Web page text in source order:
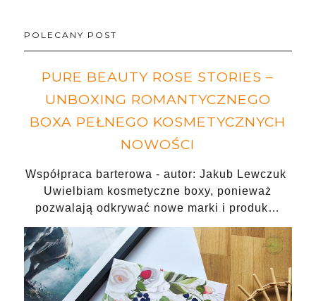
POLECANY POST
PURE BEAUTY ROSE STORIES –
UNBOXING ROMANTYCZNEGO
BOXA PEŁNEGO KOSMETYCZNYCH
NOWOŚCI
Współpraca barterowa - autor: Jakub Lewczuk
Uwielbiam kosmetyczne boxy, ponieważ
pozwalają odkrywać nowe marki i produk…